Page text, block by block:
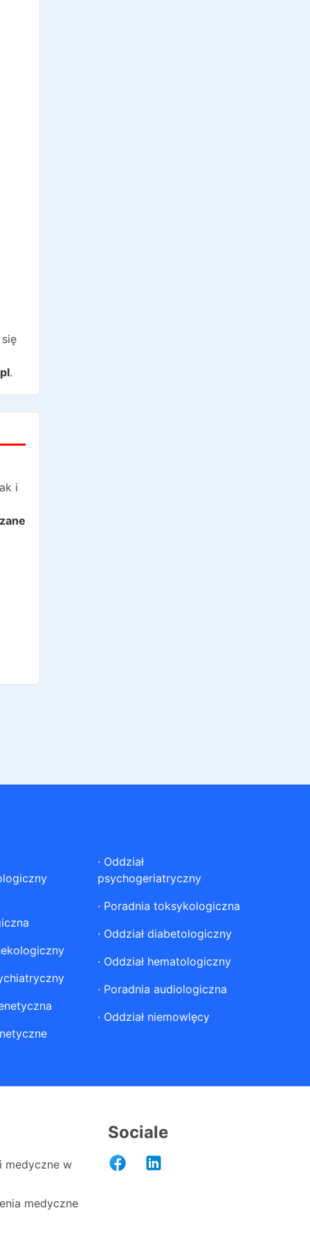
.
i
· Oddział
psychogeriatryczny
· Poradnia toksykologiczna
· Oddział diabetologiczny
· Oddział hematologiczny
· Poradnia audiologiczna
· Oddział niemowlęcy
medyczne w
medyczne
Sociale